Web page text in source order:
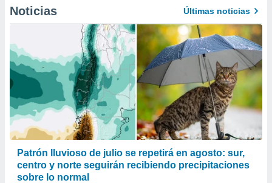
Noticias Últimas noticias
Patrón lluvioso de julio se repetirá en agosto: sur,
centro y norte seguirán recibiendo precipitaciones
sobre lo normal